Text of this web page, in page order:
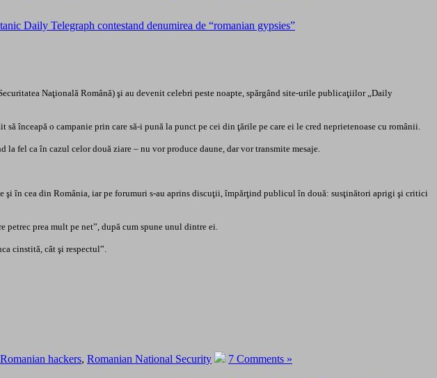
Daily Telegraph contestand denumirea de “romanian gypsies”
Naţională Română) şi au devenit celebri peste noapte, spărgând site-urile publicaţiilor „Daily
înceapă o campanie prin care să-i pună la punct pe cei din ţările pe care ei le cred neprietenoase cu românii.
fel ca în cazul celor două ziare – nu vor produce daune, dar vor transmite mesaje.
în cea din România, iar pe forumuri s-au aprins discuţii, împărţind publicul în două: susţinători aprigi şi critici
petrec prea mult pe net”, după cum spune unul dintre ei.
cinstită, cât şi respectul”.
Romanian hackers, Romanian National Security 7 Comments »